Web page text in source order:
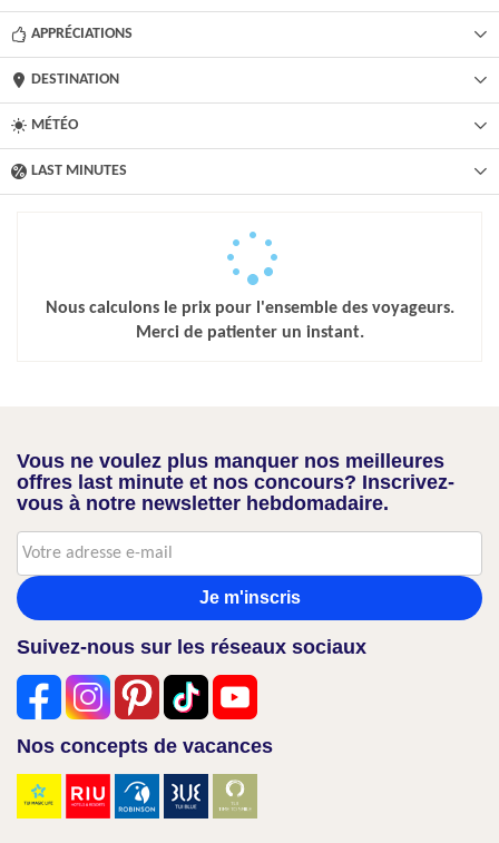
APPRÉCIATIONS
DESTINATION
MÉTÉO
LAST MINUTES
Nous calculons le prix pour l'ensemble des voyageurs.
Merci de patienter un instant.
Vous ne voulez plus manquer nos meilleures
offres last minute et nos concours? Inscrivez-
vous à notre newsletter hebdomadaire.
Je m'inscris
Suivez-nous sur les réseaux sociaux
Nos concepts de vacances